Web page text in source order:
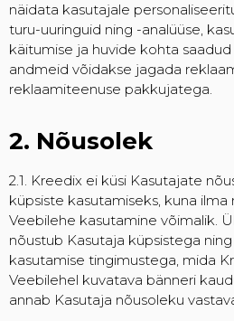
näidata kasutajale
turu-uuringuid ning -analüüse,
käitumise ja huvide kohta
andmeid võidakse jagada
reklaamiteenuse pakkujatega.
2. Nõusolek
2.1. Kreedix ei küsi Kasutajate
küpsiste kasutamiseks, kuna
Veebilehe kasutamine võimalik.
nõustub Kasutaja küpsistega
kasutamise tingimustega, mida
Veebilehel kuvatava bänneri
annab Kasutaja nõusoleku